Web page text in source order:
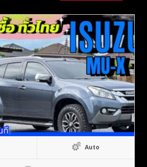
Auto